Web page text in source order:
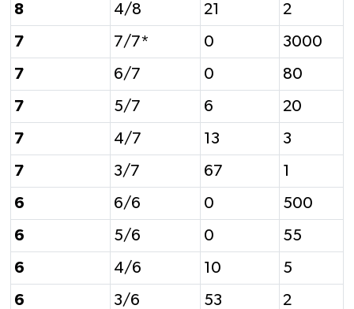
8 4/8 21 2
7 7/7* 0 3000
7 6/7 0 80
7 5/7 6 20
7 4/7 13 3
7 3/7 67 1
6 6/6 0 500
6 5/6 0 55
6 4/6 10 5
6 3/6 53 2